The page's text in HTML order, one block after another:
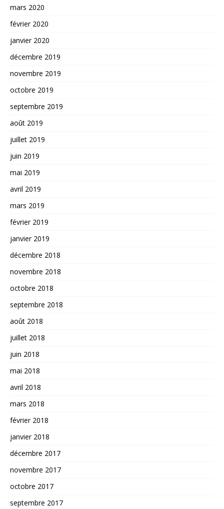
mars 2020
février 2020
janvier 2020
décembre 2019
novembre 2019
octobre 2019
septembre 2019
août 2019
juillet 2019
juin 2019
mai 2019
avril 2019
mars 2019
février 2019
janvier 2019
décembre 2018
novembre 2018
octobre 2018
septembre 2018
août 2018
juillet 2018
juin 2018
mai 2018
avril 2018
mars 2018
février 2018
janvier 2018
décembre 2017
novembre 2017
octobre 2017
septembre 2017